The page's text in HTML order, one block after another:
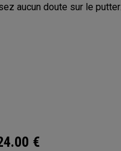
aucun doute sur le putter
votre putter avec ces
€